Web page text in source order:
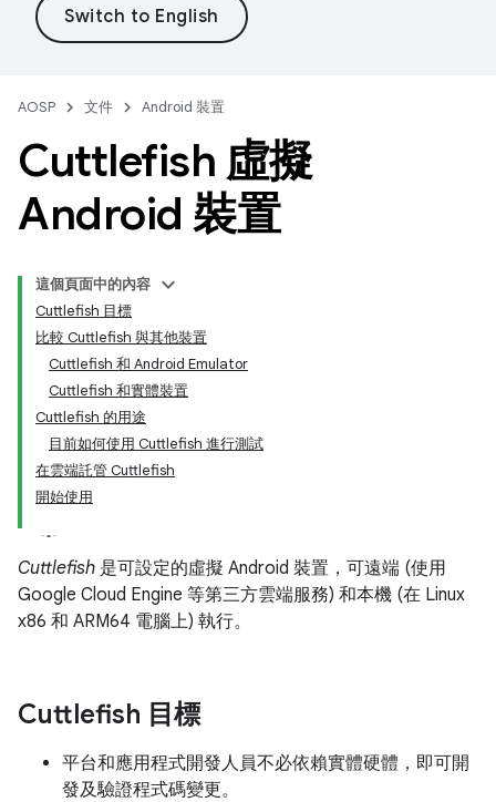
AOSP 文件 Android 裝置
Cuttlefish 虛擬
Android 裝置
這個頁面中的內容
Cuttlefish 目標
比較 Cuttlefish 與其他裝置
Cuttlefish 和 Android Emulator
Cuttlefish 和實體裝置
Cuttlefish 的用途
目前如何使用 Cuttlefish 進行測試
在雲端託管 Cuttlefish
開始使用
Cuttlefish 是可設定的虛擬 Android 裝置，可遠端 (使用
Google Cloud Engine 等第三方雲端服務) 和本機 (在 Linux
x86 和 ARM64 電腦上) 執行。
Cuttlefish 目標
平台和應用程式開發人員不必依賴實體硬體，即可開
發及驗證程式碼變更。